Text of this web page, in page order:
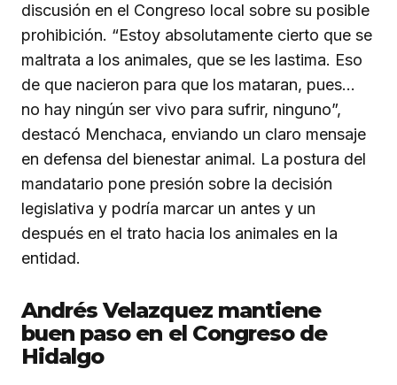
discusión en el Congreso local sobre su posible
prohibición. “Estoy absolutamente cierto que se
maltrata a los animales, que se les lastima. Eso
de que nacieron para que los mataran, pues…
no hay ningún ser vivo para sufrir, ninguno”,
destacó Menchaca, enviando un claro mensaje
en defensa del bienestar animal. La postura del
mandatario pone presión sobre la decisión
legislativa y podría marcar un antes y un
después en el trato hacia los animales en la
entidad.
Andrés Velazquez mantiene
buen paso en el Congreso de
Hidalgo